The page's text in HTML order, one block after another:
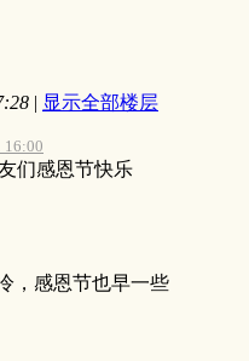
| 显示全部楼层
16:00
们感恩节快乐
，感恩节也早一些